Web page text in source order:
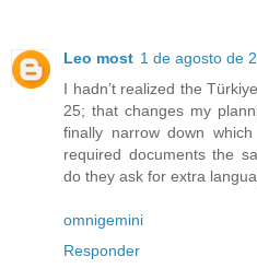
Leo most 1 de agosto de
I hadn’t realized the
25; that changes my
finally narrow down
required documents the
do they ask for extra
omnigemini
Responder